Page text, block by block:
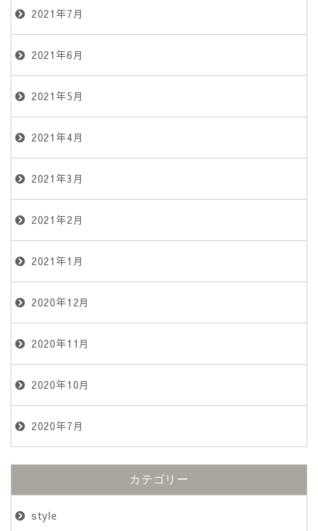
2021年7月
2021年6月
2021年5月
2021年4月
2021年3月
2021年2月
2021年1月
2020年12月
2020年11月
2020年10月
2020年7月
カテゴリー
style